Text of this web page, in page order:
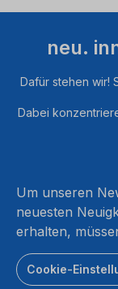
neu.
Dafür stehen wir!
Dabei
Um unseren
neuesten
erhalten,
Cookie-